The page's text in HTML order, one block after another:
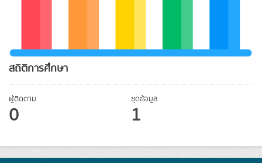
สถิติการศึกษา
ผู้ติดตาม
0
ชุดข้อมูล
1